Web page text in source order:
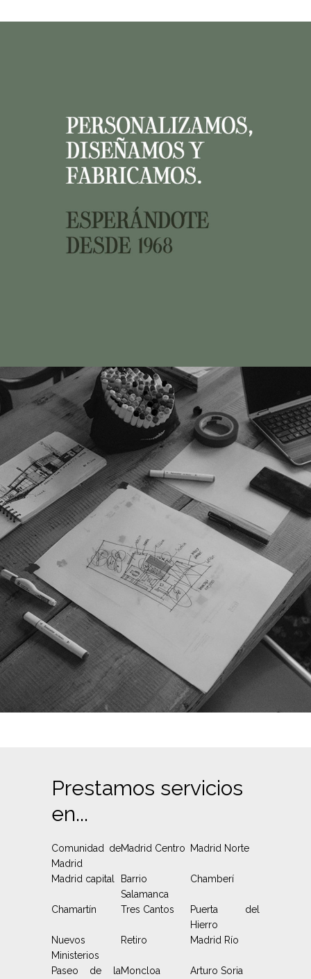
Prestamos servicios
en...
Comunidad de
Madrid
Madrid Centro Madrid Norte
Madrid capital
Barrio
Salamanca
Chamberí
Chamartín Tres Cantos
Puerta del
Hierro
Nuevos
Ministerios
Retiro Madrid Río
Paseo de laMoncloa Arturo Soria